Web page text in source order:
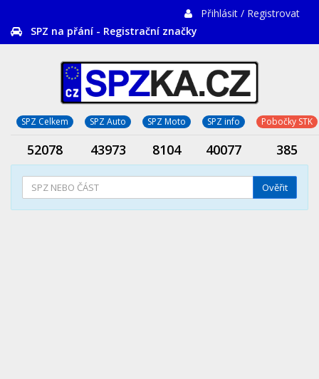
Přihlásit / Registrovat
SPZ na přání - Registrační značky
SPZ Celkem SPZ Auto SPZ Moto SPZ info Pobočky STK
52078 43973 8104 40077 385
Ověřit